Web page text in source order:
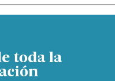
toda la